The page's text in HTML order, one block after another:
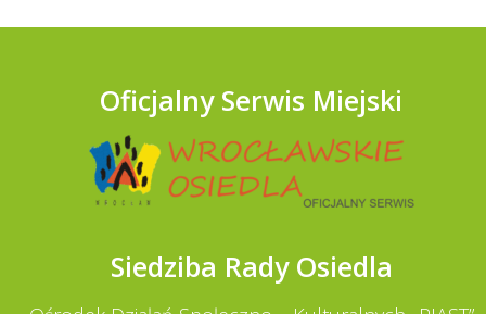
Oficjalny Serwis Miejski
Siedziba Rady Osiedla